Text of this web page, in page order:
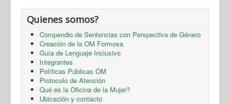
Quienes somos?
Compendio de Sentencias con Perspectiva de Género
Creación de la OM Formosa
Guía de Lenguaje Inclusivo
Integrantes
Políticas Públicas OM
Protocolo de Atención
Qué es la Oficina de la Mujer?
Ubicación y contacto